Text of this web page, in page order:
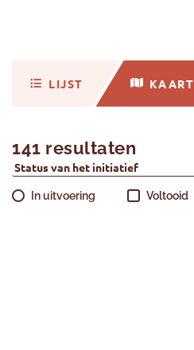
LIJST KAART
141 resultaten
Status van het initiatief
In uitvoering Voltooid